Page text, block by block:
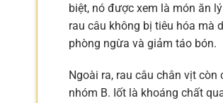
biệt, nó được xem là món ăn
rau câu không bị tiêu hóa mà
phòng ngừa và giảm táo bón.
Ngoài ra, rau câu chân vịt
nhóm B. Iốt là khoáng chất